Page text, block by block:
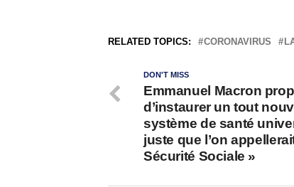
RELATED TOPICS: CORONAVIRUS
DON'T MISS
Emmanuel Macron
d’instaurer un tout
système de santé
juste que l’on
Sécurité Sociale »